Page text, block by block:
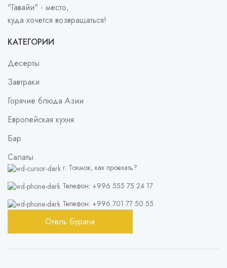
"Гавайи" - место,
куда хочется возвращаться!
КАТЕГОРИИ
Десерты
Завтраки
Горячие блюда Азии
Европейская кухня
Бар
Салаты
г. Токмок, как проехать?
Телефон: +996 555 75 24 17
Телефон: +996 701 77 50 55
Отель Бурана